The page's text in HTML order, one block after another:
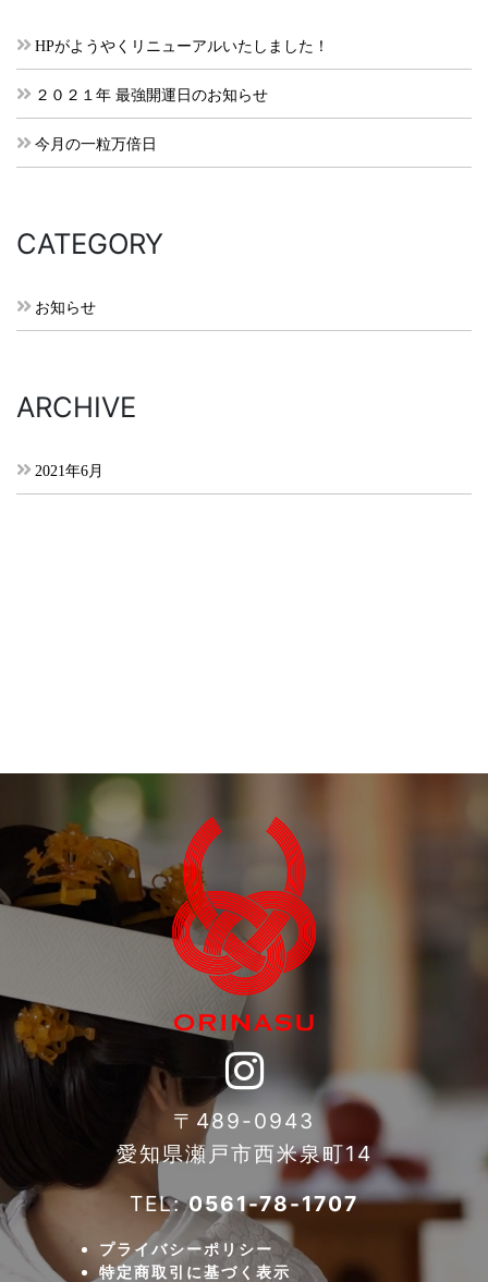
HPがようやくリニューアルいたしました！
２０２１年 最強開運日のお知らせ
今月の一粒万倍日
CATEGORY
お知らせ
ARCHIVE
2021年6月
〒489-0943
愛知県瀬戸市西米泉町14
TEL:0561-78-1707
プライバシーポリシー
特定商取引に基づく表示